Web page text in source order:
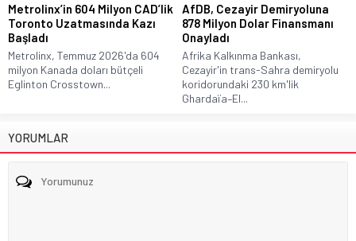
Metrolinx’in 604 Milyon CAD’lik
Toronto Uzatmasında Kazı
Başladı
Metrolinx, Temmuz 2026'da 604
milyon Kanada doları bütçeli
Eglinton Crosstown...
AfDB, Cezayir Demiryoluna
878 Milyon Dolar Finansmanı
Onayladı
Afrika Kalkınma Bankası,
Cezayir'in trans-Sahra demiryolu
koridorundaki 230 km'lik
Ghardaïa–El...
YORUMLAR